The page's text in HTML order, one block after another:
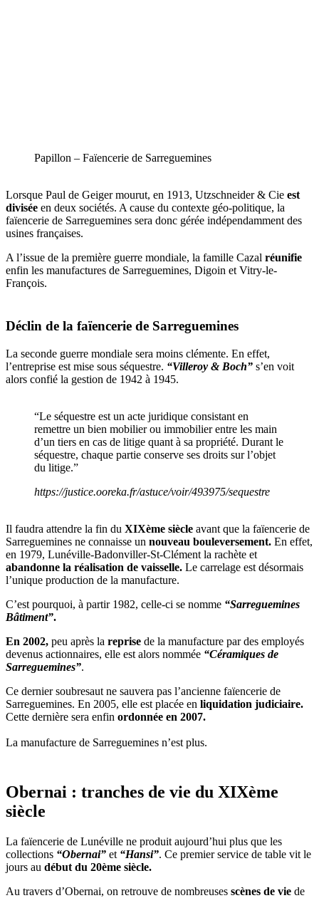
Papillon – Faïencerie de Sarreguemines
Lorsque Paul de Geiger mourut, en 1913, Utzschneider & Cie est
divisée en deux sociétés. A cause du contexte géo-politique, la
faïencerie de Sarreguemines sera donc gérée indépendamment des
usines françaises.
A l’issue de la première guerre mondiale, la famille Cazal réunifie
enfin les manufactures de Sarreguemines, Digoin et Vitry-le-
François.
Déclin de la faïencerie de Sarreguemines
La seconde guerre mondiale sera moins clémente. En effet,
l’entreprise est mise sous séquestre. “Villeroy & Boch” s’en voit
alors confié la gestion de 1942 à 1945.
“Le séquestre est un acte juridique consistant en
remettre un bien mobilier ou immobilier entre les main
d’un tiers en cas de litige quant à sa propriété. Durant le
séquestre, chaque partie conserve ses droits sur l’objet
du litige.”
https://justice.ooreka.fr/astuce/voir/493975/sequestre
Il faudra attendre la fin du XIXème siècle avant que la faïencerie de
Sarreguemines ne connaisse un nouveau bouleversement. En effet,
en 1979, Lunéville-Badonviller-St-Clément la rachète et
abandonne la réalisation de vaisselle. Le carrelage est désormais
l’unique production de la manufacture.
C’est pourquoi, à partir 1982, celle-ci se nomme “Sarreguemines
Bâtiment”.
En 2002, peu après la reprise de la manufacture par des employés
devenus actionnaires, elle est alors nommée “Céramiques de
Sarreguemines”.
Ce dernier soubresaut ne sauvera pas l’ancienne faïencerie de
Sarreguemines. En 2005, elle est placée en liquidation judiciaire.
Cette dernière sera enfin ordonnée en 2007.
La manufacture de Sarreguemines n’est plus.
Obernai : tranches de vie du XIXème
siècle
La faïencerie de Lunéville ne produit aujourd’hui plus que les
collections “Obernai” et “Hansi”. Ce premier service de table vit le
jours au début du 20ème siècle.
Au travers d’Obernai, on retrouve de nombreuses scènes de vie de